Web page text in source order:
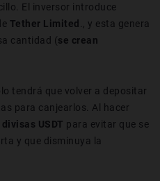
El inversor introduce
Tether Limited
., y esta genera
cantidad (se crean
tendrá que volver a depositar
para canjearlos. Al hacer
USDT para evitar que se
y que disminuya la